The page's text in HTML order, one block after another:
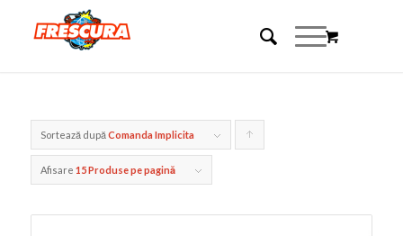
Sortează dupăComanda Implicita
produselor
Afisare 15 Produse pe pagină